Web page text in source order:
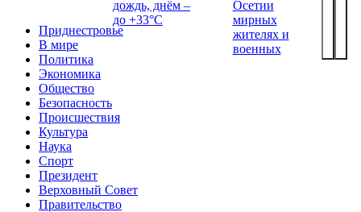
Приднестровье
В мире
Политика
Экономика
Общество
Безопасность
Происшествия
Культура
Наука
Спорт
Президент
Верховный Совет
Правительство
дождь, днём –
до +33°С
Осетии
мирных
жителях и
военных